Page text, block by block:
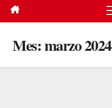
Mes:marzo 2024